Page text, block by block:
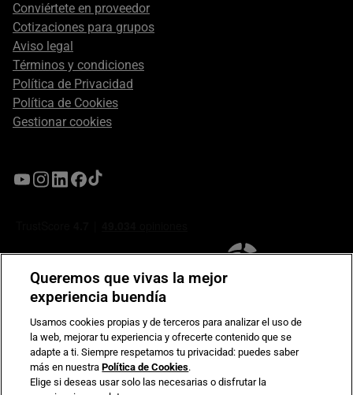
Conviértete en proveedor
Cotizaciones para grupos
Aviso legal
Términos y condiciones
Política de Privacidad
Política de Cookies
Gestionar cookies
Compromiso de seguridad en pagos electrónicos
Queremos que vivas la mejor
experiencia buendía
Usamos cookies propias y de terceros para analizar el uso de
la web, mejorar tu experiencia y ofrecerte contenido que se
adapte a ti. Siempre respetamos tu privacidad: puedes saber
más en nuestraPolítica de Cookies.
Elige si deseas usar solo las necesarias o disfrutar la